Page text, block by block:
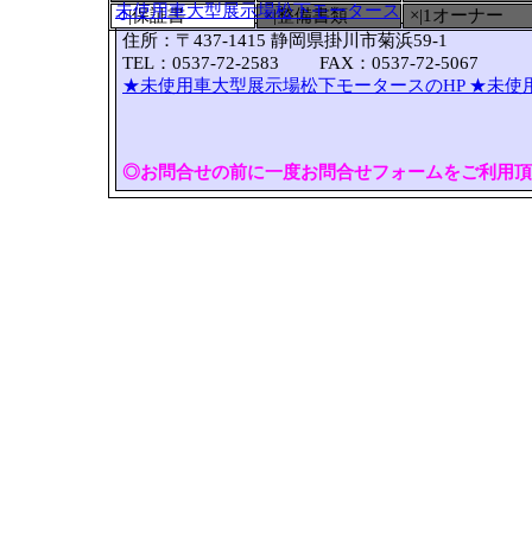
○|保証書 ×|整備書類 ×|1オーナー
未使用車大型展示場松下モータース
住所：〒437-1415 静岡県掛川市菊浜59-1
TEL：0537-72-2583 FAX：0537-72-5067
★未使用車大型展示場松下モータースのHP ★未使
◎お問合せの前に一度お問合せフォームをご利用